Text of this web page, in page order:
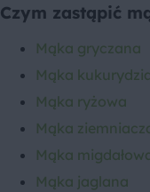
Czym zastąpić
Mąka gryczana
Mąka
Mąka ryżowa
Mąka
Mąka
Mąka jaglana